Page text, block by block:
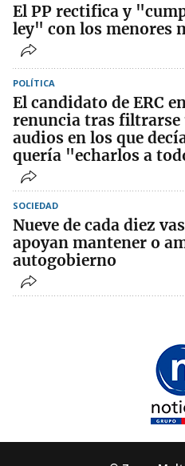
El PP rectifica y
ley" con los menores
POLÍTICA
El candidato de ERC
renuncia tras filtrarse
audios en los que
quería "echarlos a
SOCIEDAD
Nueve de cada diez
apoyan mantener o
autogobierno